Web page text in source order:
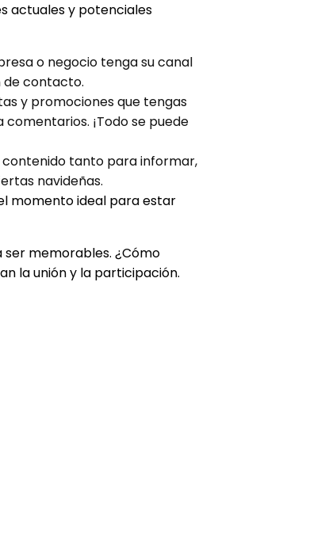
actuales y potenciales
o negocio tenga su canal
de contacto.
y promociones que tengas
¡Todo se puede
contenido tanto para informar,
navideñas.
momento ideal para estar
memorables. ¿Cómo
la unión y la participación.